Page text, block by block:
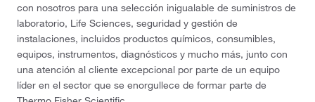
con nosotros para una selección inigualable de suministros de
laboratorio, Life Sciences, seguridad y gestión de
instalaciones, incluidos productos químicos, consumibles,
equipos, instrumentos, diagnósticos y mucho más, junto con
una atención al cliente excepcional por parte de un equipo
líder en el sector que se enorgullece de formar parte de